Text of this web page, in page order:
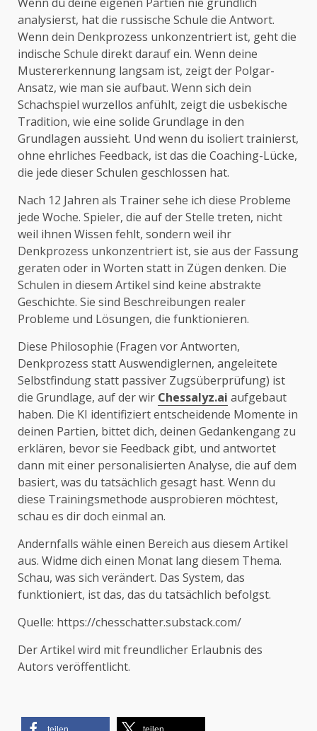
analysierst, hat die russische Schule die Antwort.
Wenn dein Denkprozess unkonzentriert ist, geht die
indische Schule direkt darauf ein. Wenn deine
Mustererkennung langsam ist, zeigt der Polgar-
Ansatz, wie man sie aufbaut. Wenn sich dein
Schachspiel wurzellos anfühlt, zeigt die usbekische
Tradition, wie eine solide Grundlage in den
Grundlagen aussieht. Und wenn du isoliert trainierst,
ohne ehrliches Feedback, ist das die Coaching-Lücke,
die jede dieser Schulen geschlossen hat.
Nach 12 Jahren als Trainer sehe ich diese Probleme
jede Woche. Spieler, die auf der Stelle treten, nicht
weil ihnen Wissen fehlt, sondern weil ihr
Denkprozess unkonzentriert ist, sie aus der Fassung
geraten oder in Worten statt in Zügen denken. Die
Schulen in diesem Artikel sind keine abstrakte
Geschichte. Sie sind Beschreibungen realer
Probleme und Lösungen, die funktionieren.
Diese Philosophie (Fragen vor Antworten,
Denkprozess statt Auswendiglernen, angeleitete
Selbstfindung statt passiver Zugsüberprüfung) ist
die Grundlage, auf der wir Chessalyz.ai aufgebaut
haben. Die KI identifiziert entscheidende Momente in
deinen Partien, bittet dich, deinen Gedankengang zu
erklären, bevor sie Feedback gibt, und antwortet
dann mit einer personalisierten Analyse, die auf dem
basiert, was du tatsächlich gesagt hast. Wenn du
diese Trainingsmethode ausprobieren möchtest,
schau es dir doch einmal an.
Andernfalls wähle einen Bereich aus diesem Artikel
aus. Widme dich einen Monat lang diesem Thema.
Schau, was sich verändert. Das System, das
funktioniert, ist das, das du tatsächlich befolgst.
Quelle: https://chesschatter.substack.com/
Der Artikel wird mit freundlicher Erlaubnis des
Autors veröffentlicht.